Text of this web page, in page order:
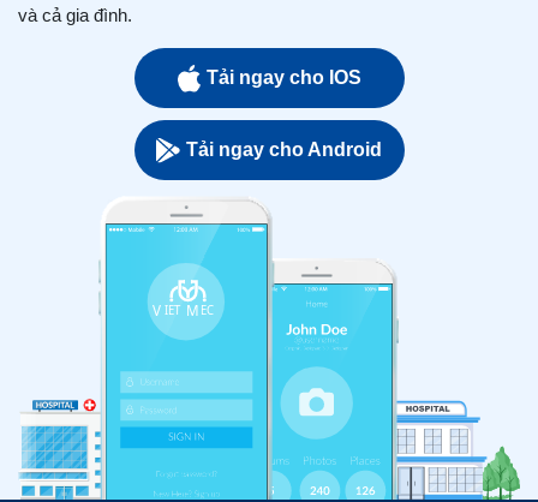
và cả gia đình.
Tải ngay cho IOS
Tải ngay cho Android